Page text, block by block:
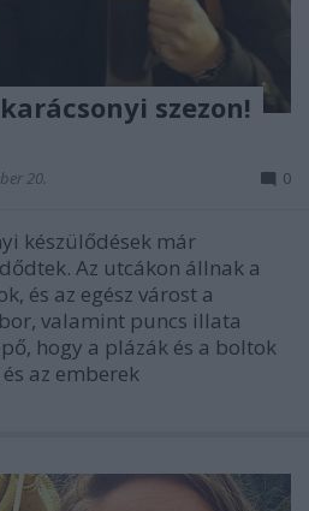
szezon!
20. 0
készülődések már
Az utcákon állnak a
és az egész várost a
valamint puncs illata
hogy a plázák és a boltok
az emberek